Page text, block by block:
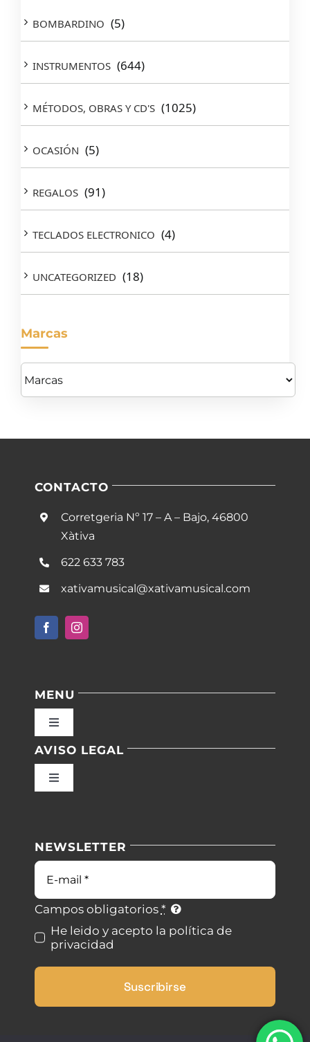
BOMBARDINO (5)
INSTRUMENTOS (644)
MÉTODOS, OBRAS Y CD'S (1025)
OCASIÓN (5)
REGALOS (91)
TECLADOS ELECTRONICO (4)
UNCATEGORIZED (18)
Marcas
CONTACTO
Corretgeria Nº 17 – A – Bajo, 46800
Xàtiva
622 633 783
xativamusical@xativamusical.com
MENU
Toggle
Inicio
Blog
Contacto
AVISO LEGAL
Toggle
Condiciones de uso
Ley de cookies
Desistimiento
NEWSLETTER
Correo
electrónico
Campos obligatorios *
He leido y acepto la política de
privacidad
Suscribirse